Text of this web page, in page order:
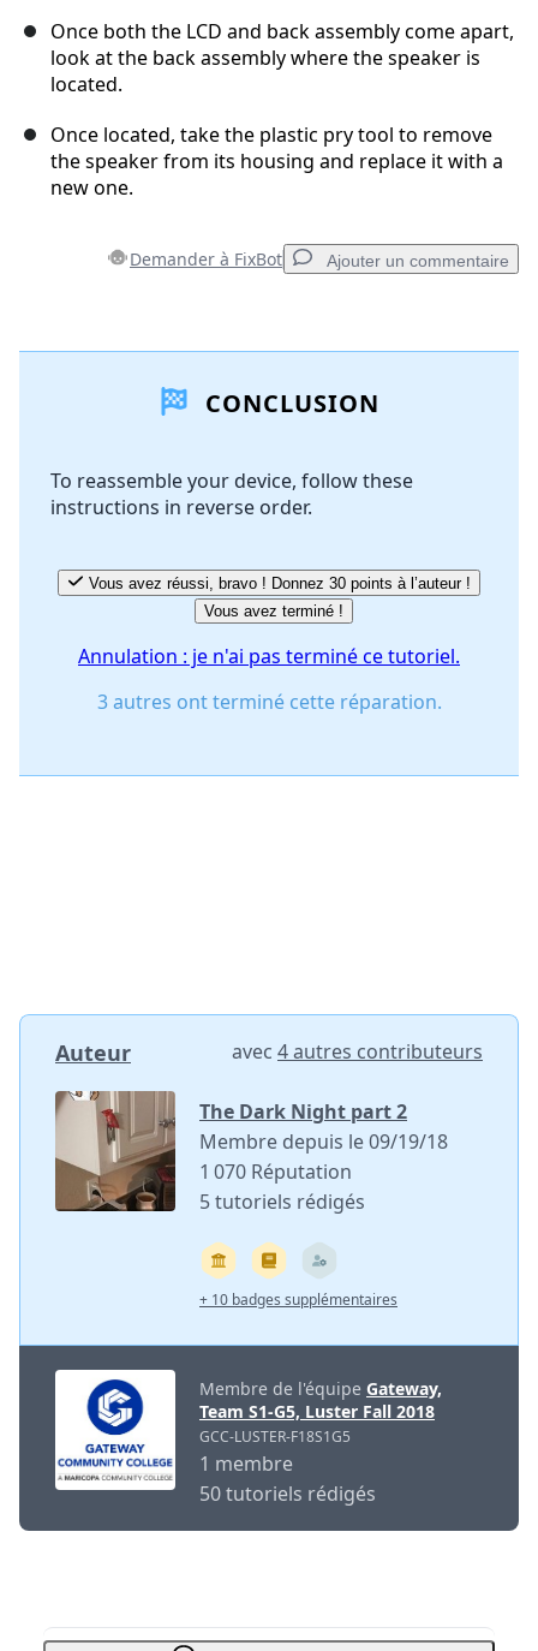
Once both the LCD and back assembly come apart,
look at the back assembly where the speaker is
located.
Once located, take the plastic pry tool to remove
the speaker from its housing and replace it with a
new one.
Demander à FixBot Ajouter un commentaire
Ajouter un commentaire
Annuler Publier un commentaire
CONCLUSION
To reassemble your device, follow these
instructions in reverse order.
Vous avez réussi, bravo ! Donnez 30 points à l’auteur !
Vous avez terminé !
Annulation : je n'ai pas terminé ce tutoriel.
3 autres ont terminé cette réparation.
Auteur avec 4 autres contributeurs
The Dark Night part 2
Membre depuis le 09/19/18
1 070 Réputation
5 tutoriels rédigés
+ 10 badges supplémentaires
Membre de l'équipe Gateway,
Team S1-G5, Luster Fall 2018
GCC-LUSTER-F18S1G5
1 membre
50 tutoriels rédigés